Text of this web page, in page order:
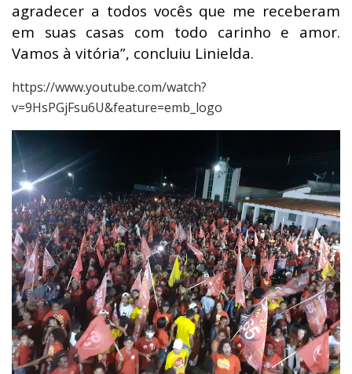
agradecer a todos vocês que me receberam
em suas casas com todo carinho e amor.
Vamos à vitória”, concluiu Linielda.
https://www.youtube.com/watch?
v=9HsPGjFsu6U&feature=emb_logo